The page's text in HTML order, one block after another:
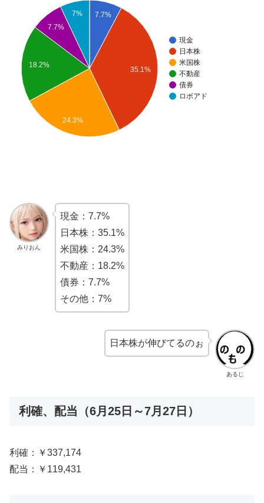
現金
日本株
米国株
不動産
債券
ロボアド
7.7%
35.1%
7%
7.7%
18.2%
24.3%
みりおん
現金：7.7%
日本株：35.1%
米国株：24.3%
不動産：18.2%
債券：7.7%
その他：7%
あるじ
日本株が伸びてるのぉ
利確、配当（6月25日～7月27日）
利確：￥337,174
配当：￥119,431